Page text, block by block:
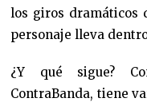
los giros dramáticos
personaje lleva
¿Y qué sigue?
ContraBanda, tiene